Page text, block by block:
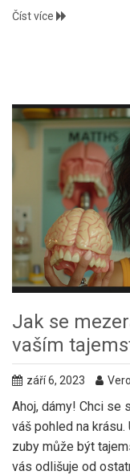
není to jen o
Číst více
Jak se
vaším
září 6, 2023
Ahoj, dámy! Chci se
váš pohled na
zuby může být
vás odlišuje od